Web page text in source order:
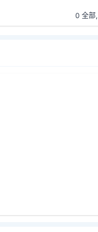
0 全部,